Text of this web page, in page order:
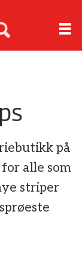
på
alle som
striper